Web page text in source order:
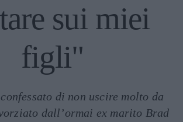
sui miei
figli"
di non uscire molto da
dall’ormai ex marito Brad